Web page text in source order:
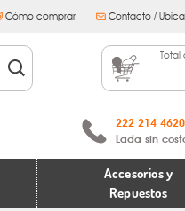
Cómo comprar Contacto /
Total
222 214 4620
Lada sin
Accesorios y
Repuestos